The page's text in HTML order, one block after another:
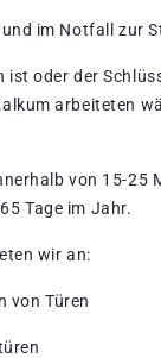
im Notfall zur
ist oder der
arbeiteten
von 15-25
Tage im Jahr.
wir an:
von Türen